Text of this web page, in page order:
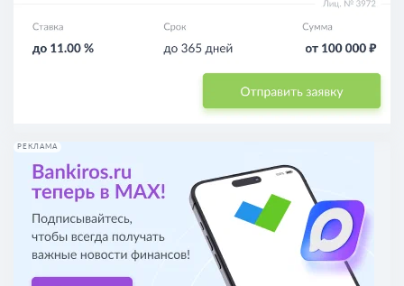
РЕКЛАМА